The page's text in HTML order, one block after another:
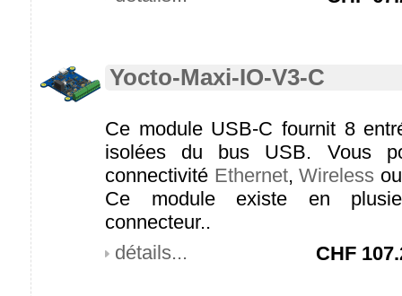
Yocto-Maxi-IO-V3-C
Ce module USB-C fournit 8
isolées du bus USB. Vous
connectivité Ethernet,Wireless
Ce module existe en
connecteur..
détails...
CHF